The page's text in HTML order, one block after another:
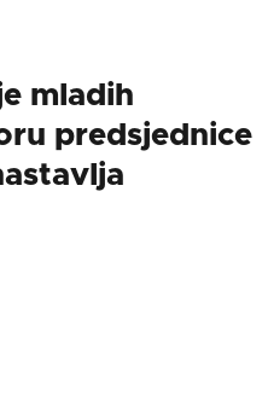
mladih
predsjednice